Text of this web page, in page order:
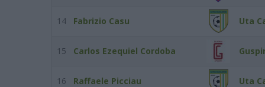
14 Fabrizio Casu Uta
15 Carlos Ezequiel Cordoba
16 Raffaele Picciau Uta